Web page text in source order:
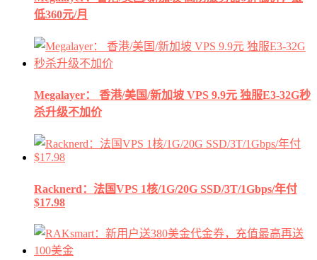
低360元/月
Megalayer： 香港/美国/新加坡 VPS 9.9元 独服E3-32G秒
杀升级不加价
Racknerd：法国VPS 1核/1G/20G SSD/3T/1Gbps/年付
$17.98